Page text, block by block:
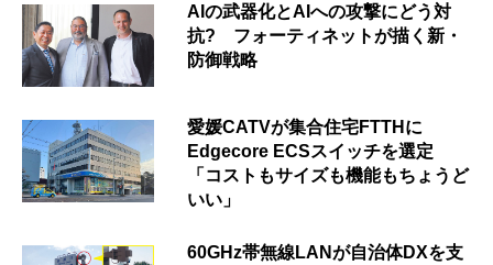
AIの武器化とAIへの攻撃にどう対
抗? フォーティネットが描く新・
防御戦略
愛媛CATVが集合住宅FTTHに
Edgecore ECSスイッチを選定
「コストもサイズも機能もちょうど
いい」
60GHz帯無線LANが自治体DXを支